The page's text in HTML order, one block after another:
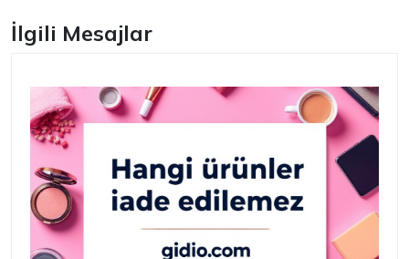
İlgili Mesajlar